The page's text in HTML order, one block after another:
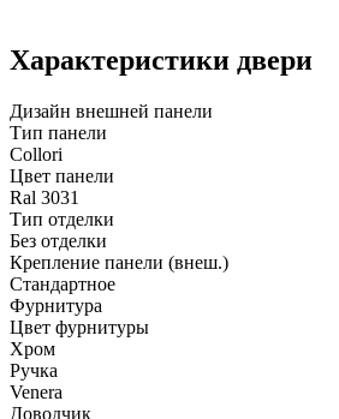
Характеристики двери
Дизайн внешней панели
Тип панели
Collori
Цвет панели
Ral 3031
Тип отделки
Без отделки
Крепление панели (внеш.)
Стандартное
Фурнитура
Цвет фурнитуры
Хром
Ручка
Venera
Доводчик